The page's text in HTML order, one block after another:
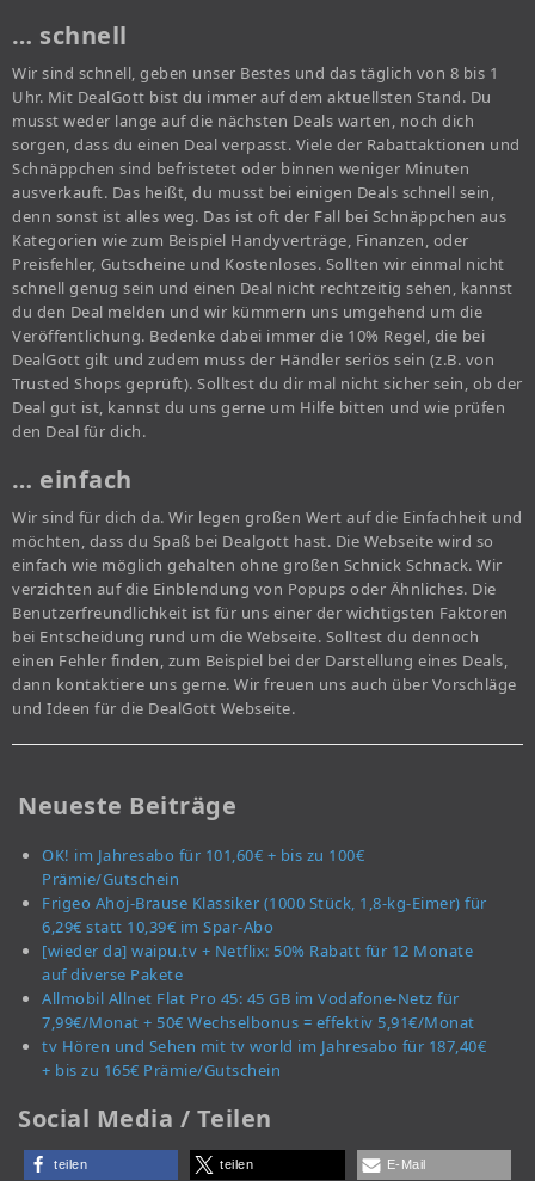
… schnell
Wir sind schnell, geben unser Bestes und das täglich von 8 bis 1
Uhr. Mit DealGott bist du immer auf dem aktuellsten Stand. Du
musst weder lange auf die nächsten Deals warten, noch dich
sorgen, dass du einen Deal verpasst. Viele der Rabattaktionen und
Schnäppchen sind befristetet oder binnen weniger Minuten
ausverkauft. Das heißt, du musst bei einigen Deals schnell sein,
denn sonst ist alles weg. Das ist oft der Fall bei Schnäppchen aus
Kategorien wie zum Beispiel Handyverträge, Finanzen, oder
Preisfehler, Gutscheine und Kostenloses. Sollten wir einmal nicht
schnell genug sein und einen Deal nicht rechtzeitig sehen, kannst
du den Deal melden und wir kümmern uns umgehend um die
Veröffentlichung. Bedenke dabei immer die 10% Regel, die bei
DealGott gilt und zudem muss der Händler seriös sein (z.B. von
Trusted Shops geprüft). Solltest du dir mal nicht sicher sein, ob der
Deal gut ist, kannst du uns gerne um Hilfe bitten und wie prüfen
den Deal für dich.
… einfach
Wir sind für dich da. Wir legen großen Wert auf die Einfachheit und
möchten, dass du Spaß bei Dealgott hast. Die Webseite wird so
einfach wie möglich gehalten ohne großen Schnick Schnack. Wir
verzichten auf die Einblendung von Popups oder Ähnliches. Die
Benutzerfreundlichkeit ist für uns einer der wichtigsten Faktoren
bei Entscheidung rund um die Webseite. Solltest du dennoch
einen Fehler finden, zum Beispiel bei der Darstellung eines Deals,
dann kontaktiere uns gerne. Wir freuen uns auch über Vorschläge
und Ideen für die DealGott Webseite.
Neueste Beiträge
OK! im Jahresabo für 101,60€ + bis zu 100€
Prämie/Gutschein
Frigeo Ahoj-Brause Klassiker (1000 Stück, 1,8-kg-Eimer) für
6,29€ statt 10,39€ im Spar-Abo
[wieder da] waipu.tv + Netflix: 50% Rabatt für 12 Monate
auf diverse Pakete
Allmobil Allnet Flat Pro 45: 45 GB im Vodafone-Netz für
7,99€/Monat + 50€ Wechselbonus = effektiv 5,91€/Monat
tv Hören und Sehen mit tv world im Jahresabo für 187,40€
+ bis zu 165€ Prämie/Gutschein
Social Media / Teilen
teilen teilen E-Mail